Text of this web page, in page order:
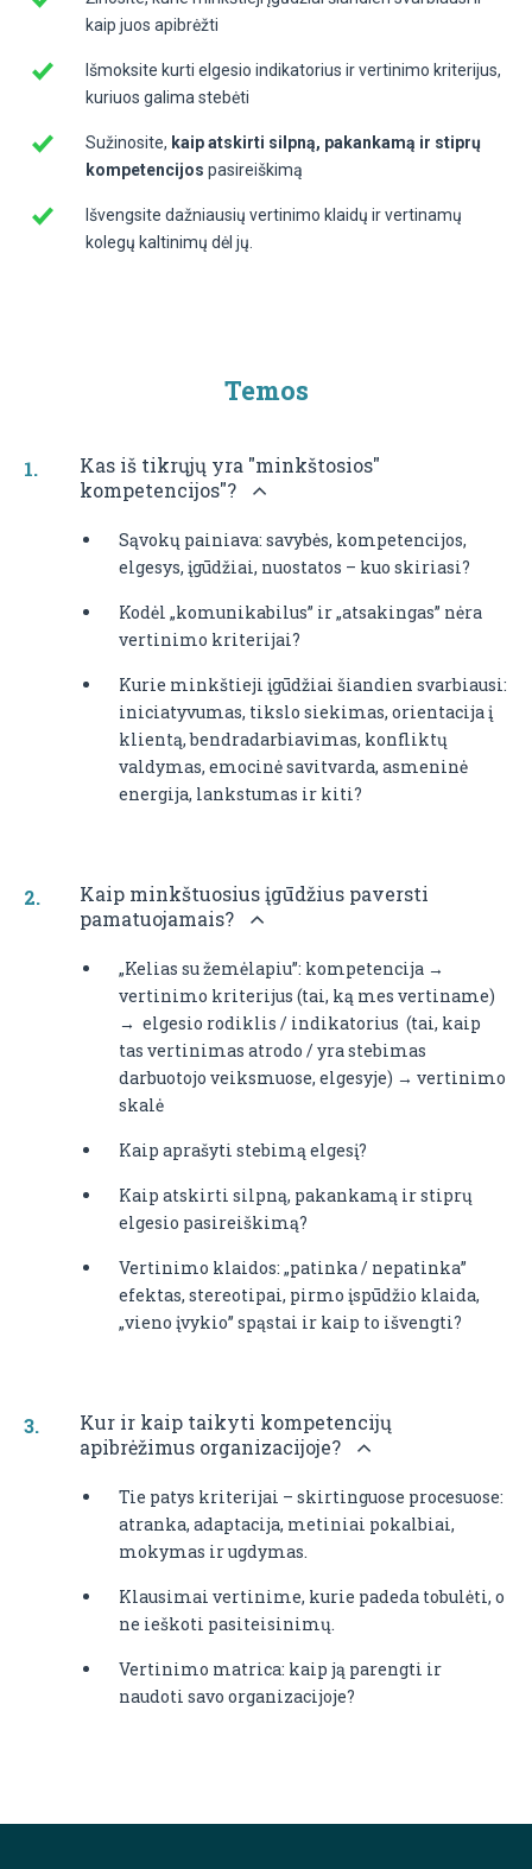
kaip juos apibrėžti
Išmoksite kurti elgesio indikatorius ir vertinimo kriterijus,
kuriuos galima stebėti
Sužinosite, kaip atskirti silpną, pakankamą ir stiprų
kompetencijos pasireiškimą
Išvengsite dažniausių vertinimo klaidų ir vertinamų
kolegų kaltinimų dėl jų.
Temos
Kas iš tikrųjų yra "minkštosios"
kompetencijos"?
Sąvokų painiava: savybės, kompetencijos,
elgesys, įgūdžiai, nuostatos – kuo skiriasi?
Kodėl „komunikabilus” ir „atsakingas” nėra
vertinimo kriterijai?
Kurie minkštieji įgūdžiai šiandien svarbiausi:
iniciatyvumas, tikslo siekimas, orientacija į
klientą, bendradarbiavimas, konfliktų
valdymas, emocinė savitvarda, asmeninė
energija, lankstumas ir kiti?
Kaip minkštuosius įgūdžius paversti
pamatuojamais?
„Kelias su žemėlapiu”: kompetencija →
vertinimo kriterijus (tai, ką mes vertiname)
→ elgesio rodiklis / indikatorius (tai, kaip
tas vertinimas atrodo / yra stebimas
darbuotojo veiksmuose, elgesyje) → vertinimo
skalė
Kaip aprašyti stebimą elgesį?
Kaip atskirti silpną, pakankamą ir stiprų
elgesio pasireiškimą?
Vertinimo klaidos: „patinka / nepatinka”
efektas, stereotipai, pirmo įspūdžio klaida,
„vieno įvykio” spąstai ir kaip to išvengti?
Kur ir kaip taikyti kompetencijų
apibrėžimus organizacijoje?
Tie patys kriterijai – skirtinguose procesuose:
atranka, adaptacija, metiniai pokalbiai,
mokymas ir ugdymas.
Klausimai vertinime, kurie padeda tobulėti, o
ne ieškoti pasiteisinimų.
Vertinimo matrica: kaip ją parengti ir
naudoti savo organizacijoje?